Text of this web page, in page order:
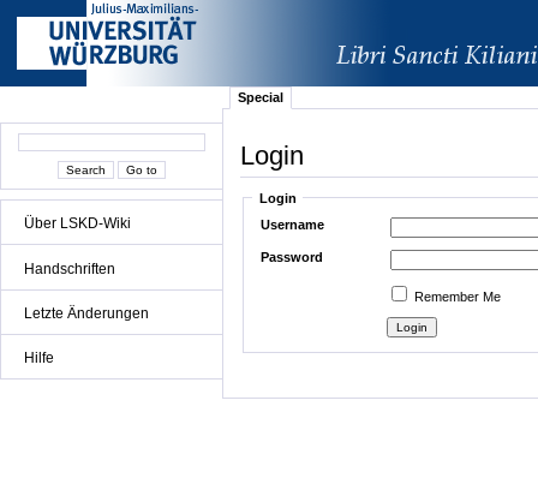
Über LSKD-Wiki
Handschriften
Letzte Änderungen
Hilfe
Special
Login
Login
Username
Password
Remember Me